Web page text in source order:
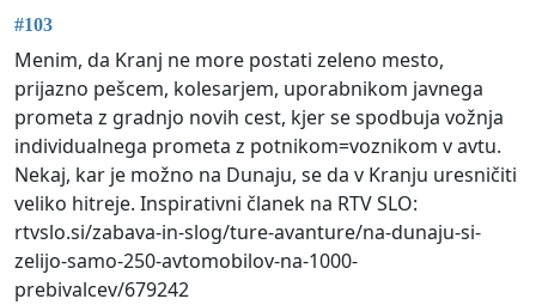
#103
Menim, da Kranj ne more postati zeleno mesto,
prijazno pešcem, kolesarjem, uporabnikom javnega
prometa z gradnjo novih cest, kjer se spodbuja vožnja
individualnega prometa z potnikom=voznikom v avtu.
Nekaj, kar je možno na Dunaju, se da v Kranju uresničiti
veliko hitreje. Inspirativni članek na RTV SLO:
rtvslo.si/zabava-in-slog/ture-avanture/na-dunaju-si-
zelijo-samo-250-avtomobilov-na-1000-
prebivalcev/679242